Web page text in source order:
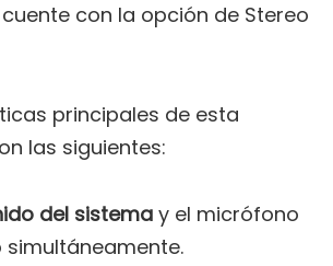
con la opción de Stereo
principales de esta
las siguientes:
del sistema y el micrófono